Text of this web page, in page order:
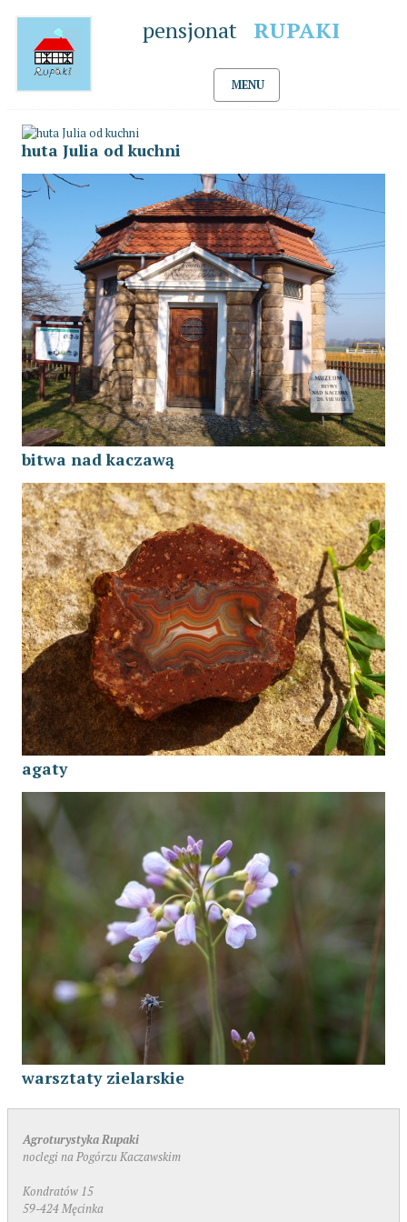
pensjonat RUPAKI
MENU
huta Julia od kuchni
bitwa nad kaczawą
agaty
warsztaty zielarskie
Agroturystyka Rupaki
noclegi na Pogórzu Kaczawskim
Kondratów 15
59-424 Męcinka